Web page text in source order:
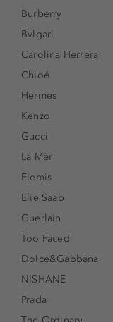
Burberry
Bvlgari
Carolina Herrera
Chloé
Hermes
Kenzo
Gucci
La Mer
Elemis
Elie Saab
Guerlain
Too Faced
Dolce&Gabbana
NISHANE
Prada